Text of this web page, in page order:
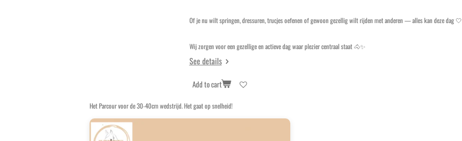
Of je nu wilt springen, dressuren, trucjes oefenen of gewoon gezellig wilt rijden met anderen — alles kan deze dag 🤍
Wij zorgen voor een gezellige en actieve dag waar plezier centraal staat 🐴✨
See details
Add to cart
Het Parcour voor de 30-40cm wedstrijd. Het gaat op snelheid!